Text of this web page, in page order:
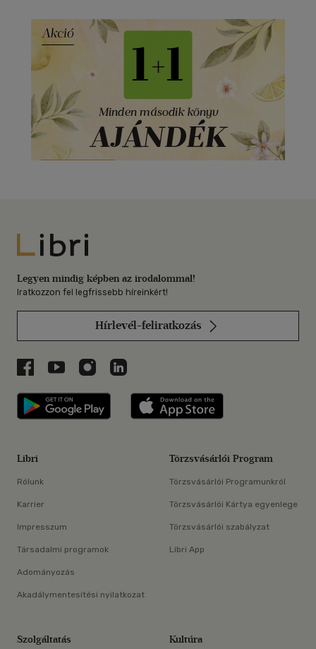
Libri
Legyen mindig képben az irodalommal!
Iratkozzon fel legfrissebb híreinkért!
Hírlevél-feliratkozás
Libri a Facebookon
Libri a Youtube-on
Libri az Instagramon
Libri a LinkedInen
Libri applikáció Szerezd meg: Google
Libri
Rólunk
Karrier
Impresszum
Társadalmi programok
Adományozás
Akadálymentesítési nyilatkozat
Törzsvásárlói Program
Törzsvásárlói Programunkról
Törzsvásárlói Kártya egyenlege
Törzsvásárlói szabályzat
Libri App
Szolgáltatás Kultúra